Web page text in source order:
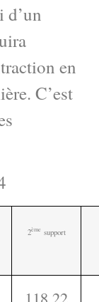
d’un
en
C’est
2ème support
118.22